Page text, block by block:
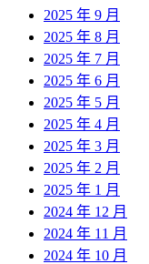
2025 年 9 月
2025 年 8 月
2025 年 7 月
2025 年 6 月
2025 年 5 月
2025 年 4 月
2025 年 3 月
2025 年 2 月
2025 年 1 月
2024 年 12 月
2024 年 11 月
2024 年 10 月